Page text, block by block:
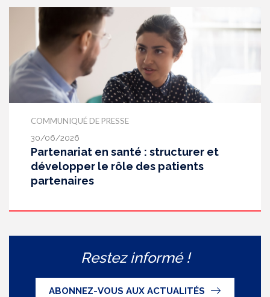
acouphènes chroniques invalidants . Elle publie
aujourd’hui ses travaux, destinés aux
professionnels de santé [1] impliqués dans le suivi
de ces patients.
COMMUNIQUÉ DE PRESSE
30/06/2026
Partenariat en santé : structurer et
développer le rôle des patients
partenaires
Restez informé !
ABONNEZ-VOUS AUX ACTUALITÉS